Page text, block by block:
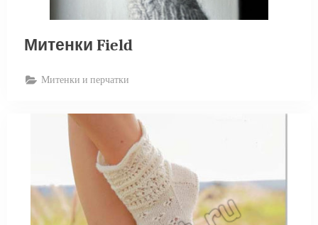
Митенки Field
Митенки и перчатки